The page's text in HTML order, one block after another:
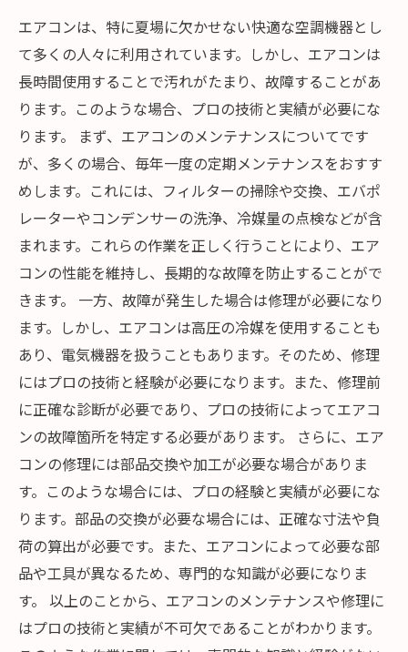
エアコンは、特に夏場に欠かせない快適な空調機器とし
て多くの人々に利用されています。しかし、エアコンは
長時間使用することで汚れがたまり、故障することがあ
ります。このような場合、プロの技術と実績が必要にな
ります。 まず、エアコンのメンテナンスについてです
が、多くの場合、毎年一度の定期メンテナンスをおすす
めします。これには、フィルターの掃除や交換、エバポ
レーターやコンデンサーの洗浄、冷媒量の点検などが含
まれます。これらの作業を正しく行うことにより、エア
コンの性能を維持し、長期的な故障を防止することがで
きます。 一方、故障が発生した場合は修理が必要になり
ます。しかし、エアコンは高圧の冷媒を使用することも
あり、電気機器を扱うこともあります。そのため、修理
にはプロの技術と経験が必要になります。また、修理前
に正確な診断が必要であり、プロの技術によってエアコ
ンの故障箇所を特定する必要があります。 さらに、エア
コンの修理には部品交換や加工が必要な場合がありま
す。このような場合には、プロの経験と実績が必要にな
ります。部品の交換が必要な場合には、正確な寸法や負
荷の算出が必要です。また、エアコンによって必要な部
品や工具が異なるため、専門的な知識が必要になりま
す。 以上のことから、エアコンのメンテナンスや修理に
はプロの技術と実績が不可欠であることがわかります。